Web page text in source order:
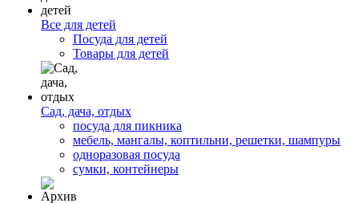
Все для детей
Посуда для детей
Товары для детей
Сад, дача, отдых
посуда для пикника
мебель, мангалы, коптильни, решетки, шампуры
одноразовая посуда
сумки, контейнеры